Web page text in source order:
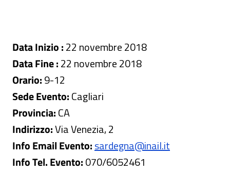
Data Inizio :22 novembre 2018
Data Fine :22 novembre 2018
Orario:9-12
Sede Evento:Cagliari
Provincia:CA
Indirizzo:Via Venezia, 2
Info Email Evento:sardegna@inail.it
Info Tel. Evento:070/6052461